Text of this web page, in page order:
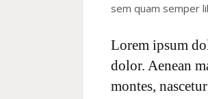
sem quam semper
Lorem ipsum
dolor. Aenean
montes,